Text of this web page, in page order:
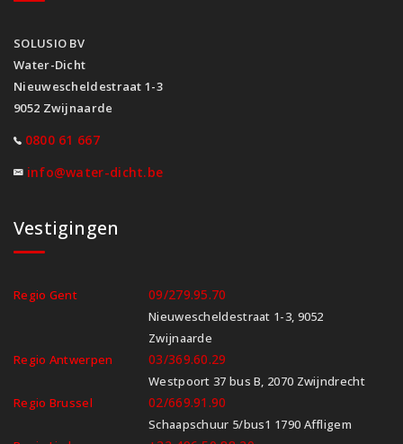
SOLUSIO BV
Water-Dicht
Nieuwescheldestraat 1-3
9052 Zwijnaarde
0800 61 667
info@water-dicht.be
Vestigingen
Regio Gent 09/279.95.70
Nieuwescheldestraat 1-3, 9052
Zwijnaarde
Regio Antwerpen
03/369.60.29
Westpoort 37 bus B, 2070 Zwijndrecht
Regio Brussel
02/669.91.90
Schaapschuur 5/bus1 1790 Affligem